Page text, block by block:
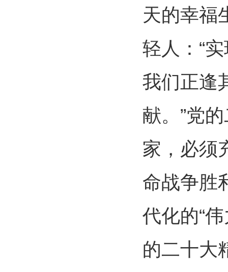
天的幸福
轻人：“
我们正逢
献。”党
家，必须
命战争胜
代化的“
的二十大